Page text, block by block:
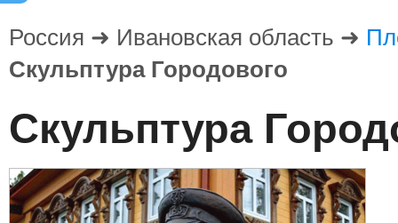
Россия ➜ Ивановская область ➜
Скульптура Городового
Скульптура